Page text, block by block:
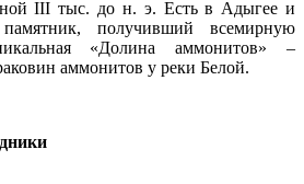
III тыс. до н. э. Есть в Адыгее и
получивший всемирную
«Долина аммонитов» –
аммонитов у реки Белой.